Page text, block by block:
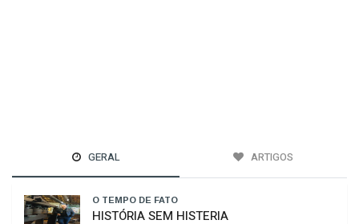
GERAL ARTIGOS
O TEMPO DE FATO
HISTÓRIA SEM HISTERIA